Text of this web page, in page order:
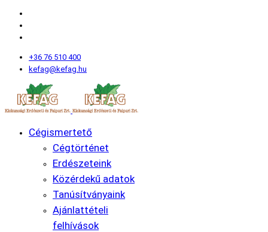
+36 76 510 400
kefag@kefag.hu
Cégismertető
Cégtörténet
Erdészeteink
Közérdekű adatok
Tanúsítványaink
Ajánlattételi
felhívások